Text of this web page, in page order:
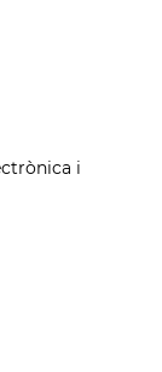
i
op.94